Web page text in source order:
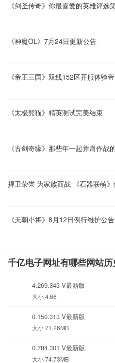
《神魔OL》7月24日更新公告
《太极熊猫》精英测试完美结束
《天朝小将》8月12日例行维护公告
千亿电子网址有哪些网站历
4.269.343 V最新版
大小 4.66
0.150.313 V最新版
大小 71.26MB
0.784.301 V最新版
大小 74.73MB